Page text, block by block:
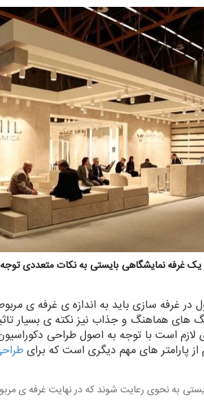
غرفه نمایشگاهی بایستی به نکات متعددی توجه
در غرفه سازی باید به اندازه ی غرفه ی
های هماهنگ و جذاب نیز نکته ی بسیار
است با توجه به اصول طراحی دکوراسیون
پارامتر های مهم دیگری است که برای
به نحوی رعایت شوند که در نهایت غرفه ی